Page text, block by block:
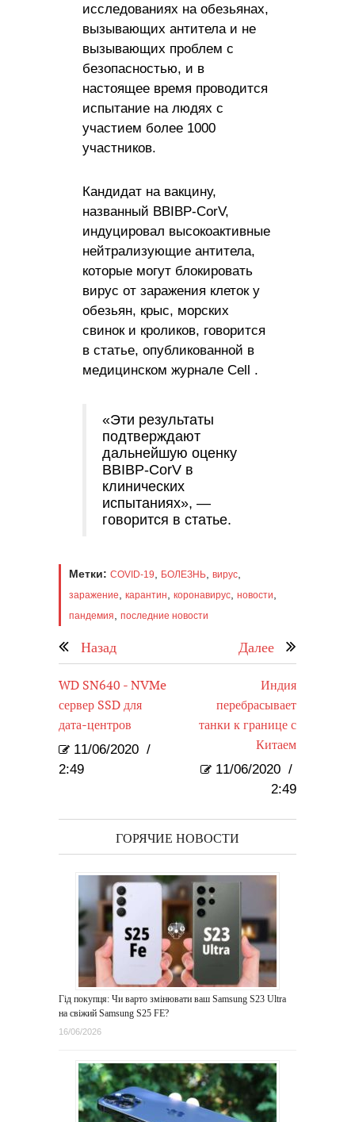
исследованиях на обезьянах,
вызывающих антитела и не
вызывающих проблем с
безопасностью, и в
настоящее время проводится
испытание на людях с
участием более 1000
участников.
Кандидат на вакцину,
названный BBIBP-CorV,
индуцировал высокоактивные
нейтрализующие антитела,
которые могут блокировать
вирус от заражения клеток у
обезьян, крыс, морских
свинок и кроликов, говорится
в статье, опубликованной в
медицинском журнале Cell .
«Эти результаты
подтверждают
дальнейшую оценку
BBIBP-CorV в
клинических
испытаниях», —
говорится в статье.
Метки: COVID-19 БОЛЕЗНЬ вирус
заражение карантин коронавирус новости
пандемия последние новости
Назад Далее
WD SN640 - NVMe
сервер SSD для
дата-центров
11/06/2020 /
2:49
Индия
перебрасывает
танки к границе с
Китаем
11/06/2020 /
2:49
ГОРЯЧИЕ НОВОСТИ
Гід покупця: Чи варто змінювати ваш Samsung S23 Ultra
на свіжий Samsung S25 FE?
16/06/2026